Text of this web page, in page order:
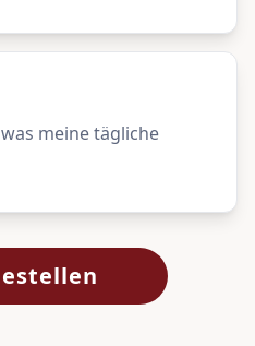
meine tägliche